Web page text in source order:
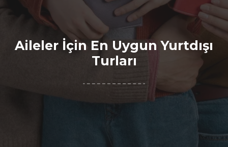
Aileler İçin En Uygun Yurtdışı
Turları